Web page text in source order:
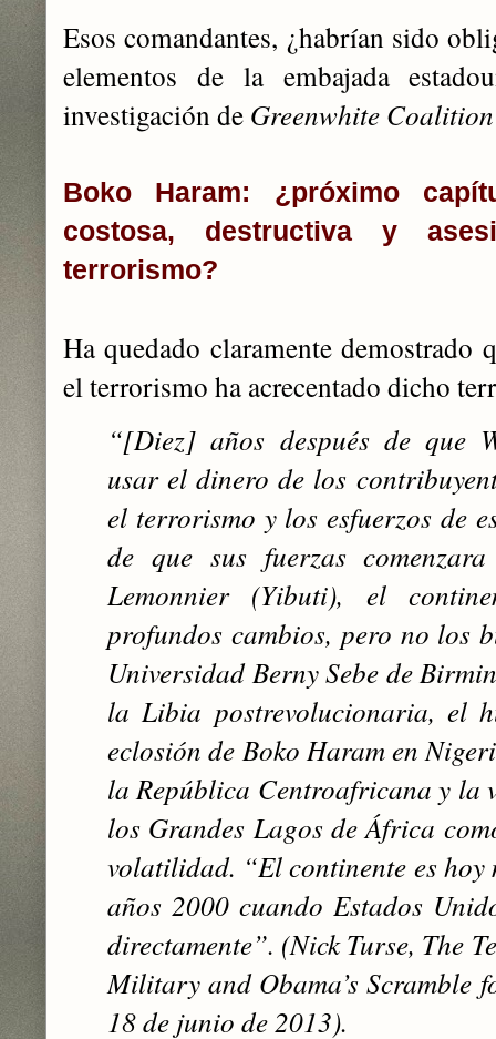
Esos comandantes, ¿habrían sido
elementos de la embajada
investigación de Greenwhite Coalition
Boko Haram: ¿próximo
costosa, destructiva y
terrorismo?
Ha quedado claramente demostrado
el terrorismo ha acrecentado dicho
“[Diez] años después de que
usar el dinero de los
el terrorismo y los esfuerzos de
de que sus fuerzas
Lemonnier (Yibuti), el
profundos cambios, pero no los
Universidad Berny Sebe de
la Libia postrevolucionaria, el
eclosión de Boko Haram en
la República Centroafricana y la
los Grandes Lagos de África
volatilidad. “El continente es hoy
años 2000 cuando Estados
directamente”. (Nick Turse, The
Military and Obama’s Scramble
18 de junio de 2013).